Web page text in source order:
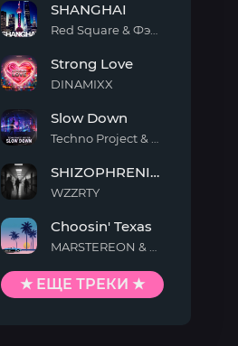
We
Go
SHANGHAI
Love
Strong Love
DINAMIXX
Down
Slow Down
(Slowed)
SHIZOPHRENIA (Slowed)
WZZRTY
Texas
Choosin' Texas
★ ЕЩЕ ТРЕКИ ★